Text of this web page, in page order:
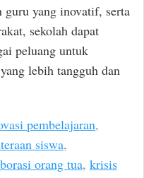
guru yang inovatif, serta
sekolah dapat
peluang untuk
lebih tangguh dan
pembelajaran,
siswa,
orang tua, krisis